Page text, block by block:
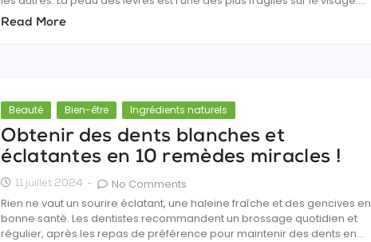
Read More
Beauté Bien-être Ingrédients naturels
Obtenir des dents blanches et
éclatantes en 10 remèdes miracles !
11 juillet 2024 -
No Comments
Rien ne vaut un sourire éclatant, une haleine fraîche et des gencives en
bonne santé. Les dentistes recommandent un brossage quotidien et
régulier, après les repas de préférence pour maintenir des dents en...